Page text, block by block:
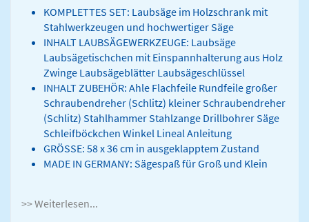
KOMPLETTES SET: Laubsäge im Holzschrank mit
Stahlwerkzeugen und hochwertiger Säge
INHALT LAUBSÄGEWERKZEUGE: Laubsäge
Laubsägetischchen mit Einspannhalterung aus Holz
Zwinge Laubsägeblätter Laubsägeschlüssel
INHALT ZUBEHÖR: Ahle Flachfeile Rundfeile großer
Schraubendreher (Schlitz) kleiner Schraubendreher
(Schlitz) Stahlhammer Stahlzange Drillbohrer Säge
Schleifböckchen Winkel Lineal Anleitung
GRÖSSE: 58 x 36 cm in ausgeklapptem Zustand
MADE IN GERMANY: Sägespaß für Groß und Klein
>> Weiterlesen...